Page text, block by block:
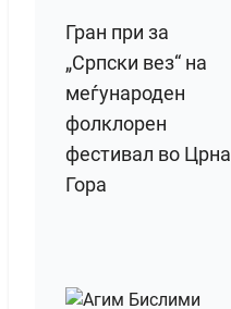
Гран при за
„Српски вез“ на
меѓународен
фолклорен
фестивал во Црна
Гора